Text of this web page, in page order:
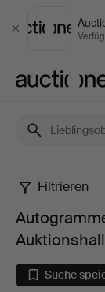
Schließen
&
Filtrieren
Auktionshall
Suche